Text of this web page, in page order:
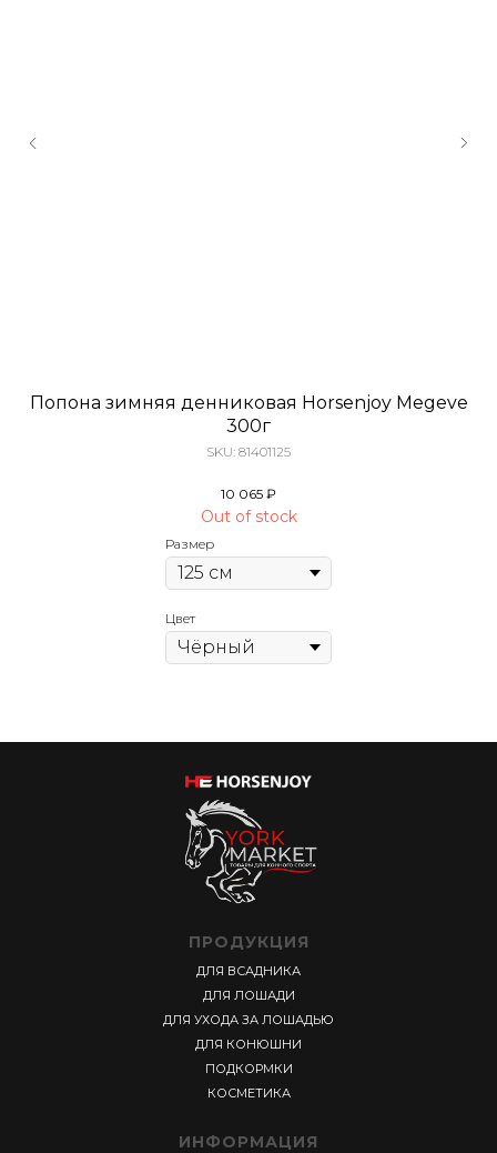
Попона зимняя денниковая Horsenjoy Megeve
300г
SKU: 81401125
10 065 ₽
Out of stock
Размер
Цвет
ПРОДУКЦИЯ
ДЛЯ ВСАДНИКА
ДЛЯ ЛОШАДИ
ДЛЯ УХОДА ЗА ЛОШАДЬЮ
ДЛЯ КОНЮШНИ
ПОДКОРМКИ
КОСМЕТИКА
ИНФОРМАЦИЯ